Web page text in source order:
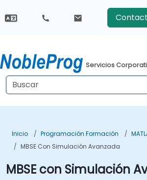
Servicios
Inicio Programación Formación
MBSE Con Simulación Avanzada
MBSE con Simulación